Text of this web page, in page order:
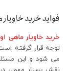
فواید خرید
خرید خاویار ماهی
توجه قرار گرفته
می شود و این